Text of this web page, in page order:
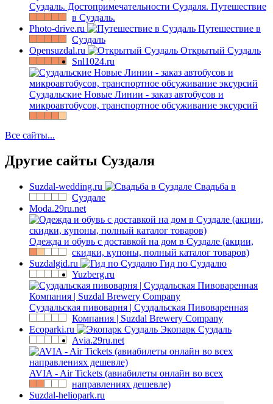
Суздаль. Достопримечательности Суздаля. Путешествие
в Суздаль.
Photo-drive.ru
Путешествие в
Суздаль
Opensuzdal.ru
Открытый Суздаль
Snl1024.ru
Суздальские Новые Линии - заказ автобусов и
микроавтобусов, транспортное обсуживание эксурсий
Все сайты...
Другие сайты Суздаля
Suzdal-wedding.ru
Свадьба в
Суздале
Moda.29ru.net
Одежда и обувь с доставкой на дом в Суздале (акции,
скидки, купоны, полный каталог товаров)
Suzdalgid.ru
Гид по Суздалю
Yuzberg.ru
Суздальская пивоварня | Суздальская Пивоваренная
Компания | Suzdal Brewery Company
Ecoparki.ru
Экопарк Суздаль
Avia.29ru.net
AVIA - Air Tickets (авиабилеты онлайн во всех
направлениях дешевле)
Suzdal-heliopark.ru